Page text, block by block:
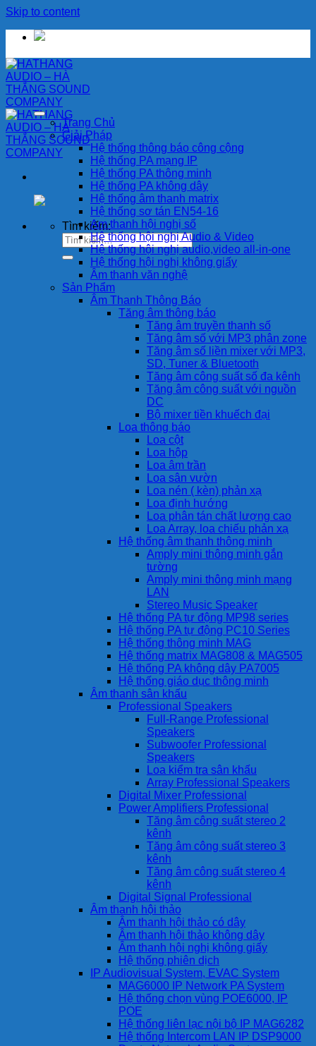
Skip to content
Tìm kiếm:
Trang Chủ
Giải Pháp
Hệ thống thông báo công cộng
Hệ thống PA mạng IP
Hệ thống PA thông minh
Hệ thống PA không dây
Hệ thống âm thanh matrix
Hệ thống sơ tán EN54-16
Am thanh hội nghị số
Hệ thống hội nghị Audio & Video
Hệ thống hội nghị audio,video all-in-one
Hệ thống hội nghị không giấy
Âm thanh văn nghệ
Sản Phẩm
Âm Thanh Thông Báo
Tăng âm thông báo
Tăng âm truyền thanh số
Tăng âm số với MP3 phân zone
Tăng âm số liền mixer với MP3,
SD, Tuner & Bluetooth
Tăng âm công suất số đa kênh
Tăng âm công suất với nguồn
DC
Bộ mixer tiền khuếch đại
Loa thông báo
Loa cột
Loa hộp
Loa âm trần
Loa sân vườn
Loa nén ( kèn) phản xạ
Loa định hướng
Loa phân tán chất lượng cao
Loa Array, loa chiếu phản xạ
Hệ thống âm thanh thông minh
Amply mini thông minh gắn
tường
Amply mini thông minh mạng
LAN
Stereo Music Speaker
Hệ thống PA tự động MP98 series
Hệ thống PA tự động PC10 Series
Hệ thống thông minh MAG
Hệ thống matrix MAG808 & MAG505
Hệ thống PA không dây PA7005
Hệ thống giáo dục thông minh
Âm thanh sân khấu
Professional Speakers
Full-Range Professional
Speakers
Subwoofer Professional
Speakers
Loa kiểm tra sân khấu
Array Professional Speakers
Digital Mixer Professional
Power Amplifiers Professional
Tăng âm công suất stereo 2
kênh
Tăng âm công suất stereo 3
kênh
Tăng âm công suất stereo 4
kênh
Digital Signal Professional
Âm thanh hội thảo
Âm thanh hội thảo có dây
Âm thanh hội thảo không dây
Âm thanh hội nghị không giấy
Hệ thống phiên dịch
IP Audiovisual System, EVAC System
MAG6000 IP Network PA System
Hệ thống chọn vùng POE6000, IP
POE
Hệ thống liên lạc nội bộ IP MAG6282
Hệ thống Intercom LAN IP DSP9000